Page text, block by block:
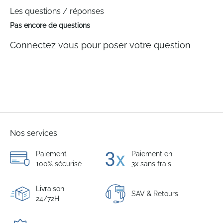
Les questions / réponses
Pas encore de questions
Connectez vous pour poser votre question
Nos services
Paiement
100% sécurisé
Paiement en
3x sans frais
Livraison
24/72H
SAV & Retours